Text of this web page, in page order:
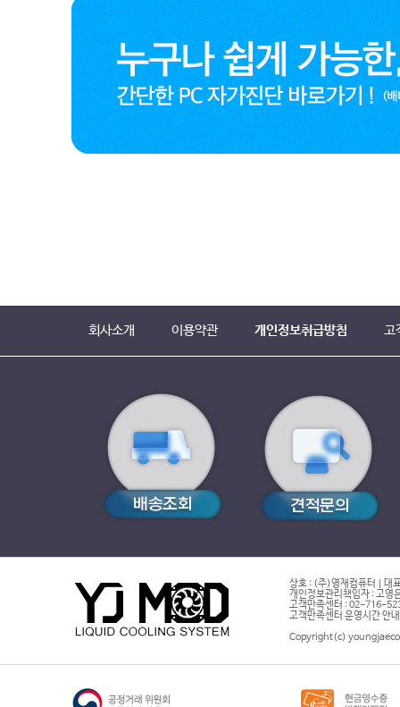
회사소개 이용약관 개인정보취급방침 고
상호 : (주)영재컴퓨터 | 대
개인정보관리책임자 : 고영
고객만족센터 : 02-716-
고객만족센터 운영시간 안
Copyright(c)